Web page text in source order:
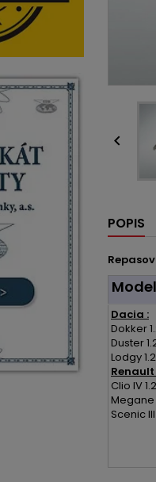

POPIS
Model
Dacia :
Dokker
Duster
Lodgy
Renault
Clio IV
Megane
Scenic III